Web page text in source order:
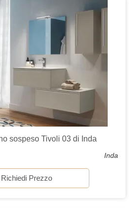
sospeso Tivoli 03 di Inda
Inda
Richiedi Prezzo